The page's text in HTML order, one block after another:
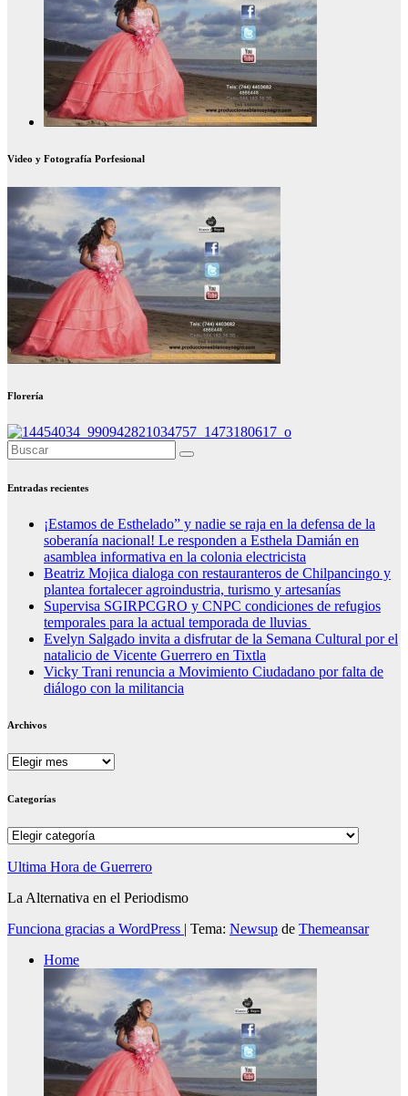
Video y Fotografía Porfesional
Florería
Entradas recientes
¡Estamos de Esthelado” y nadie se raja en la defensa de la
soberanía nacional! Le responden a Esthela Damián en
asamblea informativa en la colonia electricista
Beatriz Mojica dialoga con restauranteros de Chilpancingo y
plantea fortalecer agroindustria, turismo y artesanías
Supervisa SGIRPCGRO y CNPC condiciones de refugios
temporales para la actual temporada de lluvias
Evelyn Salgado invita a disfrutar de la Semana Cultural por el
natalicio de Vicente Guerrero en Tixtla
Vicky Trani renuncia a Movimiento Ciudadano por falta de
diálogo con la militancia
Archivos
Archivos
Categorías
Categorías
Ultima Hora de Guerrero
La Alternativa en el Periodismo
Funciona gracias a WordPress | Tema: Newsup de Themeansar
Home